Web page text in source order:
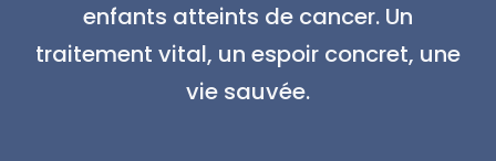
enfants atteints de cancer. Un
traitement vital, un espoir concret, une
vie sauvée.